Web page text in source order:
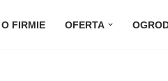
O FIRMIE OFERTA